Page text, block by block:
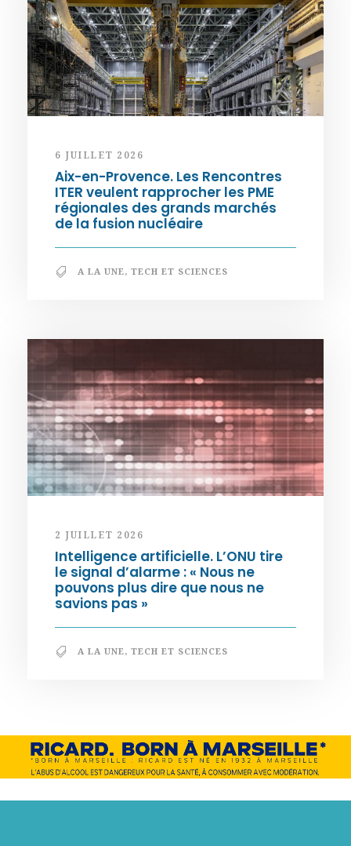
6 JUILLET 2026
Aix-en-Provence. Les Rencontres
ITER veulent rapprocher les PME
régionales des grands marchés
de la fusion nucléaire
A LA UNE, TECH ET SCIENCES
2 JUILLET 2026
Intelligence artificielle. L’ONU tire
le signal d’alarme : « Nous ne
pouvons plus dire que nous ne
savions pas »
A LA UNE, TECH ET SCIENCES